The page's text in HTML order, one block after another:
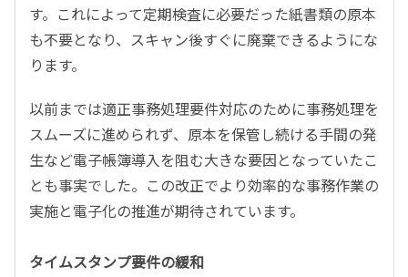
す。これによって定期検査に必要だった紙書類の原本
も不要となり、スキャン後すぐに廃棄できるようにな
ります。
以前までは適正事務処理要件対応のために事務処理を
スムーズに進められず、原本を保管し続ける手間の発
生など電子帳簿導入を阻む大きな要因となっていたこ
とも事実でした。この改正でより効率的な事務作業の
実施と電子化の推進が期待されています。
タイムスタンプ要件の緩和